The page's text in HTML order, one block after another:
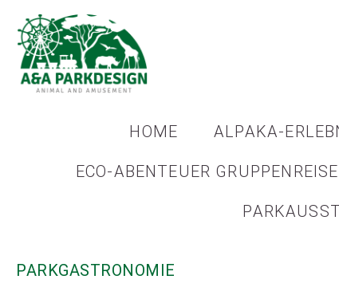
HOME ALPAKA-
ECO-ABENTEUER
PARKGASTRONOMIE